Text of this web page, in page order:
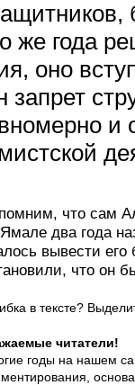
же года
оно
и
что сам
два года
вывести его
что он
в тексте?
читатели!
годы на нашем